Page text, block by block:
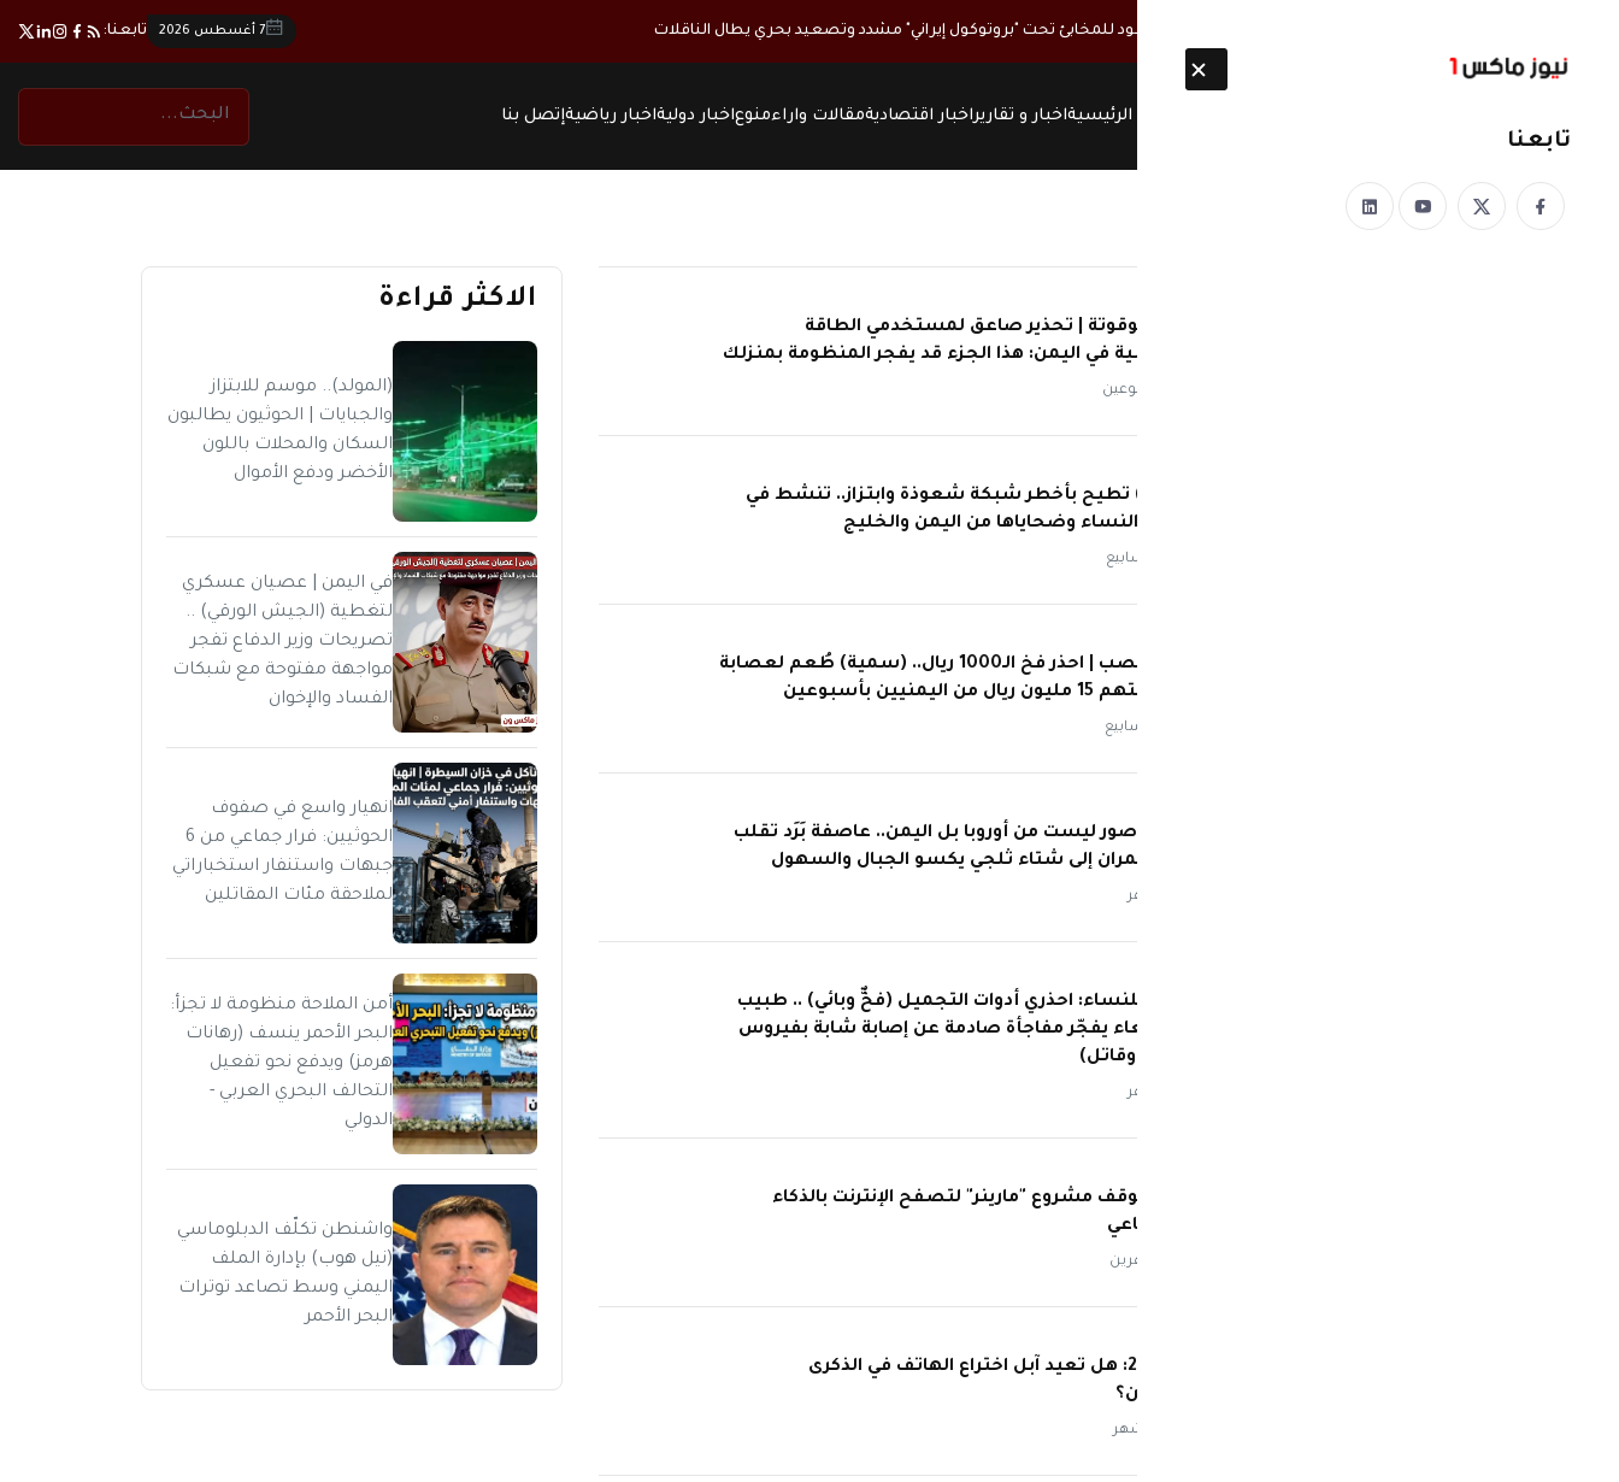
تطورات متلاحقة في صنعاء.. قيادات الحوثي تعود للمخابئ تحت "بروتوكول إيراني" مشدد وتصعيد بحري يطال الناقلات 7 أغسطس 2026 تابعنا:
الرئيسيةاخبار و تقاريراخبار اقتصاديةمقالات واراءمنوعاخبار دوليةاخبار رياضيةإتصل بنا
تابعنا
قنابل موقوتة | تحذير صاعق لمستخدمي الطاقة
الشمسية في اليمن: هذا الجزء قد يفجر المنظومة بمنزلك
منذ أسبوعين
(منصة) تطيح بأخطر شبكة شعوذة وابتزاز.. تنشط في
جروبات النساء وضحاياها من اليمن والخليج
عملية نصب | احذر فخ الـ1000 ريال.. (سمية) طُعم لعصابة
دولية تلتهم 15 مليون ريال من اليمنيين بأسبوعين
شاهد | صور ليست من أوروبا بل اليمن.. عاصفة بَرَد تقلب
صيف عمران إلى شتاء ثلجي يكسو الجبال والسهول
منذ شهر
صادم| للنساء: احذري أدوات التجميل (فخٌّ وبائي) .. طبيب
في صنعاء يفجّر مفاجأة صادمة عن إصابة شابة بفيروس
(صامت وقاتل)
منذ شهر
جوجل توقف مشروع "مارينر" لتصفح الإنترنت بالذكاء
الاصطناعي
منذ شهرين
آيفون 20: هل تعيد آبل اختراع الهاتف في الذكرى
العشرين؟
الاكثر قراءة
(المولد).. موسم للابتزاز
والجبايات | الحوثيون يطالبون
السكان والمحلات باللون
الأخضر ودفع الأموال
في اليمن | عصيان عسكري
لتغطية (الجيش الورقي) ..
تصريحات وزير الدفاع تفجر
مواجهة مفتوحة مع شبكات
الفساد والإخوان
انهيار واسع في صفوف
الحوثيين: فرار جماعي من 6
جبهات واستنفار استخباراتي
لملاحقة مئات المقاتلين
أمن الملاحة منظومة لا تجزأ:
البحر الأحمر ينسف (رهانات
هرمز) ويدفع نحو تفعيل
التحالف البحري العربي -
الدولي
واشنطن تكلّف الدبلوماسي
(نيل هوب) بإدارة الملف
اليمني وسط تصاعد توترات
البحر الأحمر